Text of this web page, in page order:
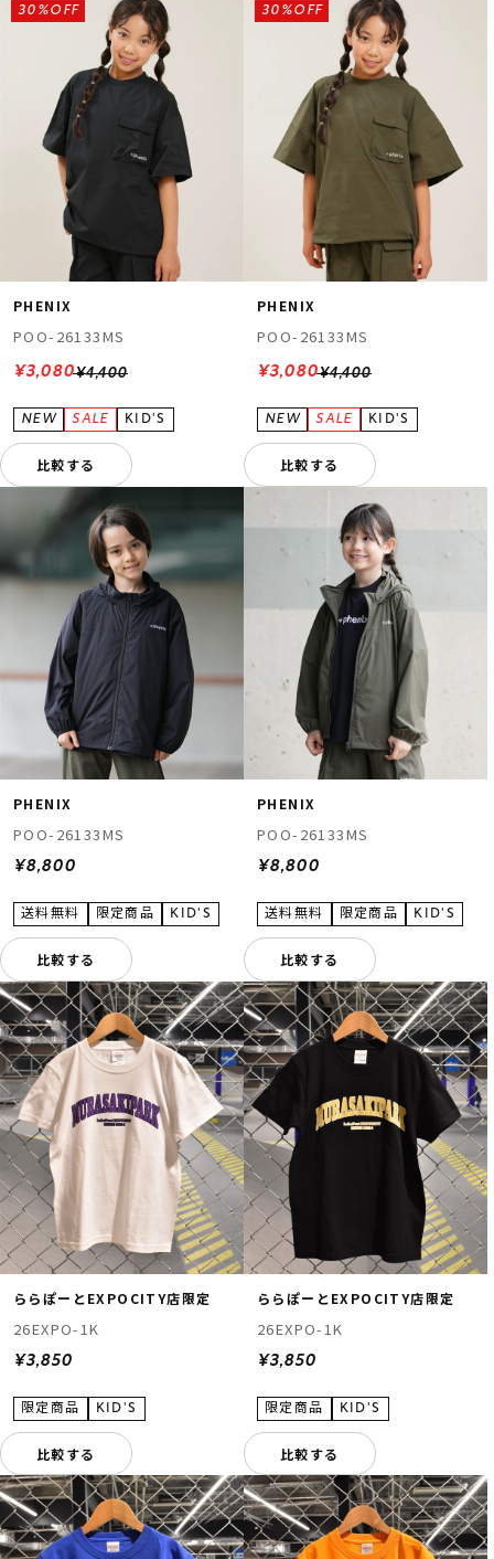
PHENIX
POO-26133MS
¥4,400
30%OFF
¥3,080
比較する
PHENIX
POO-26133MS
¥4,400
30%OFF
¥3,080
比較する
PHENIX
POO-26133MS
¥8,800
比較する
PHENIX
POO-26133MS
¥8,800
比較する
ららぽーとEXPOCITY店限定
26EXPO-1K
¥3,850
比較する
ららぽーとEXPOCITY店限定
26EXPO-1K
¥3,850
比較する